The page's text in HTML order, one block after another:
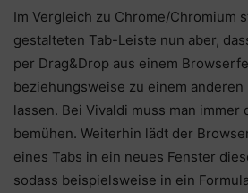
Im Vergleich zu Chrome/Chromium
gestalteten Tab-Leiste nun aber,
per Drag&Drop aus einem
beziehungsweise zu einem
lassen. Bei Vivaldi muss man immer
bemühen. Weiterhin lädt der
eines Tabs in ein neues Fenster
sodass beispielsweise in ein